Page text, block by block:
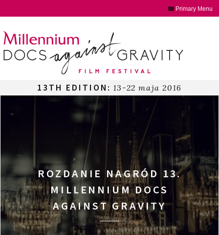
to
content
Primary Menu
13TH EDITION: 13-22 maja 2016
ROZDANIE NAGRÓD 13.
MILLENNIUM DOCS
AGAINST GRAVITY